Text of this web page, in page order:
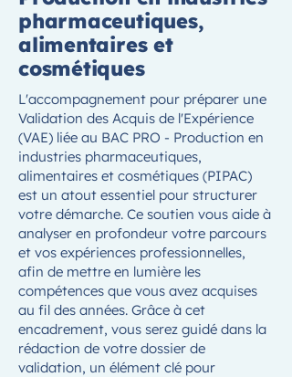
pharmaceutiques,
alimentaires et
cosmétiques
L'accompagnement pour préparer une
Validation des Acquis de l'Expérience
(VAE) liée au BAC PRO - Production en
industries pharmaceutiques,
alimentaires et cosmétiques (PIPAC)
est un atout essentiel pour structurer
votre démarche. Ce soutien vous aide à
analyser en profondeur votre parcours
et vos expériences professionnelles,
afin de mettre en lumière les
compétences que vous avez acquises
au fil des années. Grâce à cet
encadrement, vous serez guidé dans la
rédaction de votre dossier de
validation, un élément clé pour